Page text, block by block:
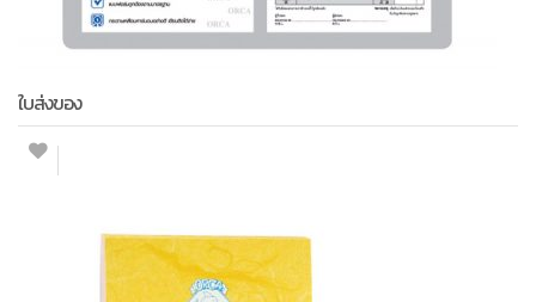
ใบส่งของ